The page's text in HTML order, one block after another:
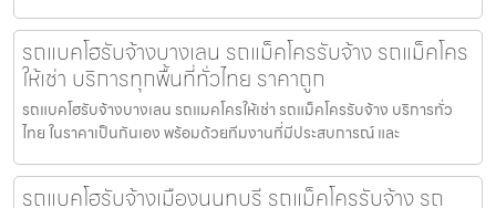
รถแบคโฮรับจ้างบางเลน รถแม็คโครรับจ้าง รถแม็คโคร
ให้เช่า บริการทุกพื้นที่ทั่วไทย ราคาถูก
รถแบคโฮรับจ้างบางเลน รถแมคโครให้เช่า รถแม็คโครรับจ้าง บริการทั่ว
ไทย ในราคาเป็นกันเอง พร้อมด้วยทีมงานที่มีประสบการณ์ และ
รถแบคโฮรับจ้างเมืองนนทบุรี รถแม็คโครรับจ้าง รถ